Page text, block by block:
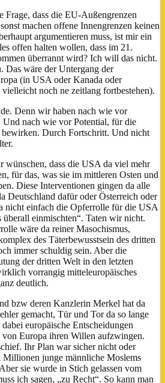
Frage, dass die EU-Außengrenzen
machen offene Innengrenzen keinen
argumentieren muss, ist mir ein
offen halten wollen, dass im 21.
überrannt wird? Ich will das nicht.
Das wäre der Untergang der
(in USA oder Kanada oder
noch ne zeitlang fortbestehen).
Denn wir haben nach wie vor
nach wie vor Potential, für die
bewirken. Durch Fortschritt. Und nicht
wünschen, dass die USA da viel mehr
für das, was sie im mittleren Osten und
Diese Interventionen gingen da alle
Deutschland dafür oder Österreich oder
nicht einfach die Opferrolle für die USA
einmischten“. Taten wir nicht.
wäre da reiner Masochismus,
des Täterbewusstsein des dritten
immer schuldig sein. Aber die
der dritten Welt in den letzten
vorrangig mitteleuropäisches
deutlich.
bzw deren Kanzlerin Merkel hat da
gemacht, Tür und Tor da so lange
europäische Entscheidungen
von Europa ihren Willen aufzwingen.
Ihr Plan war sicher nicht oder
junge männliche Moslems
sie wurde in Stich gelassen vom
ich sagen, „zu Recht“. So kann man